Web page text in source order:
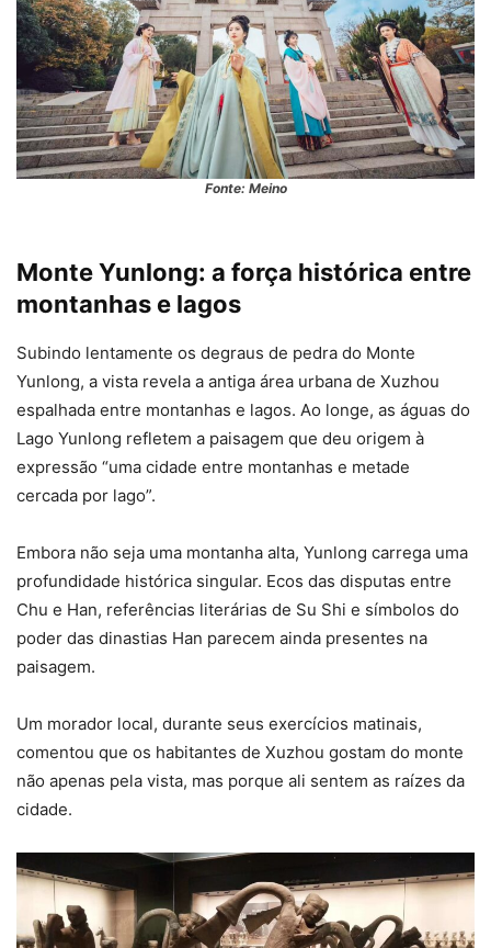
Fonte: Meino
Monte Yunlong: a força histórica entre
montanhas e lagos
Subindo lentamente os degraus de pedra do Monte
Yunlong, a vista revela a antiga área urbana de Xuzhou
espalhada entre montanhas e lagos. Ao longe, as águas do
Lago Yunlong refletem a paisagem que deu origem à
expressão “uma cidade entre montanhas e metade
cercada por lago”.
Embora não seja uma montanha alta, Yunlong carrega uma
profundidade histórica singular. Ecos das disputas entre
Chu e Han, referências literárias de Su Shi e símbolos do
poder das dinastias Han parecem ainda presentes na
paisagem.
Um morador local, durante seus exercícios matinais,
comentou que os habitantes de Xuzhou gostam do monte
não apenas pela vista, mas porque ali sentem as raízes da
cidade.